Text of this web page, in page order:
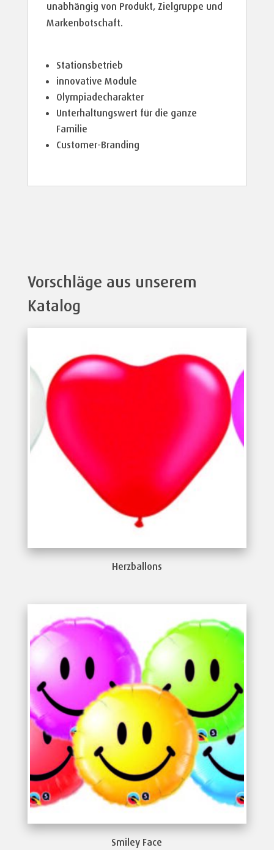
unabhängig von Produkt, Zielgruppe und
Markenbotschaft.
Stationsbetrieb
innovative Module
Olympiadecharakter
Unterhaltungswert für die ganze
Familie
Customer-Branding
Vorschläge aus unserem
Katalog
Herzballons
Smiley Face